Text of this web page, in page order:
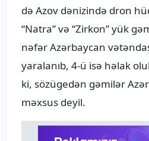
də Azov dənizində dron
“Natra” və “Zirkon” yük
nəfər Azərbaycan
yaralanıb, 4-ü isə həlak
ki, sözügedən gəmilər
məxsus deyil.